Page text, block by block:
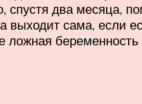
два месяца,
выходит сама, если
ложная